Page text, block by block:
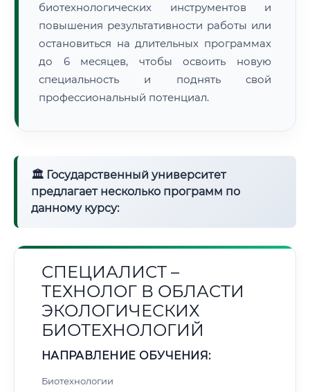
биотехнологических инструментов и
повышения результативности работы или
остановиться на длительных программах
до 6 месяцев, чтобы освоить новую
специальность и поднять свой
профессиональный потенциал.
🏛 Государственный университет
предлагает несколько программ по
данному курсу:
СПЕЦИАЛИСТ –
ТЕХНОЛОГ В ОБЛАСТИ
ЭКОЛОГИЧЕСКИХ
БИОТЕХНОЛОГИЙ
НАПРАВЛЕНИЕ ОБУЧЕНИЯ:
Биотехнологии